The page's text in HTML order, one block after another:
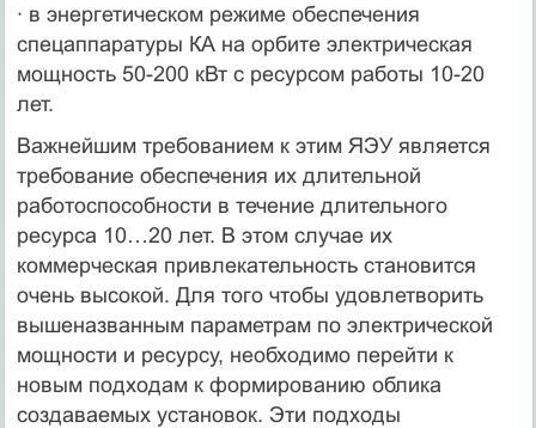
· в энергетическом режиме обеспечения
спецаппаратуры КА на орбите электрическая
мощность 50-200 кВт с ресурсом работы 10-20
лет.
Важнейшим требованием к этим ЯЭУ является
требование обеспечения их длительной
работоспособности в течение длительного
ресурса 10…20 лет. В этом случае их
коммерческая привлекательность становится
очень высокой. Для того чтобы удовлетворить
вышеназванным параметрам по электрической
мощности и ресурсу, необходимо перейти к
новым подходам к формированию облика
создаваемых установок. Эти подходы